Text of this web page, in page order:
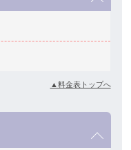
▲料金表トップへ